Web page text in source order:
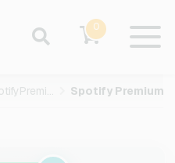
0
SpotifyPremium